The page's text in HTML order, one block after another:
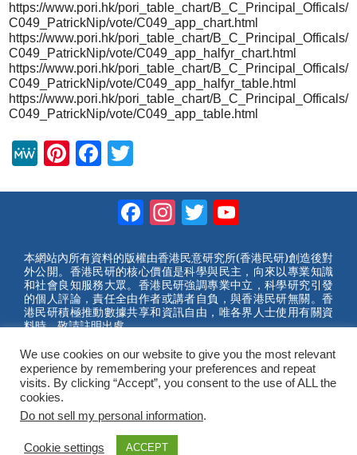
https://www.pori.hk/pori_table_chart/B_C_Principal_Officals/
C049_PatrickNip/vote/C049_app_chart.html
https://www.pori.hk/pori_table_chart/B_C_Principal_Officals/
C049_PatrickNip/vote/C049_app_halfyr_chart.html
https://www.pori.hk/pori_table_chart/B_C_Principal_Officals/
C049_PatrickNip/vote/C049_app_halfyr_table.html
https://www.pori.hk/pori_table_chart/B_C_Principal_Officals/
C049_PatrickNip/vote/C049_app_table.html
M
Pi
st
F
b
o
o
k
tt
er
Facebook
Instagram
Twitter
本網站內所有資料的版權由香港民意研究所(香港民研)創造後對
外公開。香港民研的核心價值是科學與民主，向來以專業知識
和社會良知服務大眾。香港民研強調專業中立，科學研究引發
的個人評論，責任全由作者或講者自負，與香港民研無關。香
港民研積極推動數據共享和資訊自由，唯各界人士使用有關資
料時，敬請註明出處。
2023 © Hong Kong Public Opinion Research Institute
香港民意研究所 |網站使用條款(英文)
We use cookies on our website to give you the most relevant
experience by remembering your preferences and repeat
visits. By clicking “Accept”, you consent to the use of ALL the
cookies.
Do not sell my personal information.
Cookie settings ACCEPT